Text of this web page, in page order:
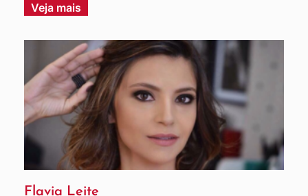
Veja mais
Flavia Leite